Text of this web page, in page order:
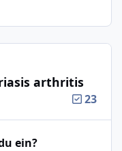
arthritis
23
ein?